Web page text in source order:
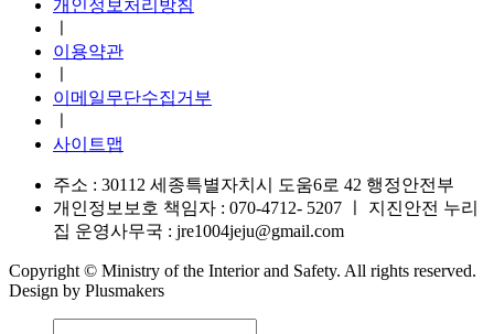
개인정보처리방침
이용약관
이메일무단수집거부
사이트맵
주소 : 30112 세종특별자치시 도움6로 42 행정안전부
개인정보보호 책임자 : 070-4712- 5207
지진안전 누리
집 운영사무국 : jre1004jeju@gmail.com
Copyright © Ministry of the Interior and Safety. All rights reserved.
Design by Plusmakers